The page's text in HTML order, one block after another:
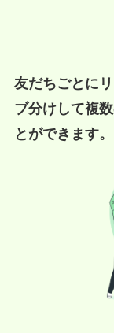
友だちごとに
ブ分けして複
とができます。